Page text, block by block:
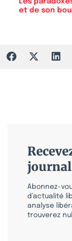
et de son
Abonnez-
d’actualité
analyse
trouverez